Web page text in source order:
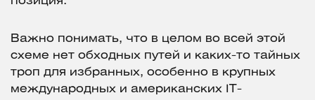
Важно понимать, что в целом во всей этой
схеме нет обходных путей и каких-то тайных
троп для избранных, особенно в крупных
международных и американских IT-